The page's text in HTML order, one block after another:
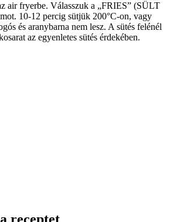
air fryerbe. Válasszuk a „FRIES” (SÜLT
10-12 percig sütjük 200°C-on, vagy
és aranybarna nem lesz. A sütés felénél
az egyenletes sütés érdekében.